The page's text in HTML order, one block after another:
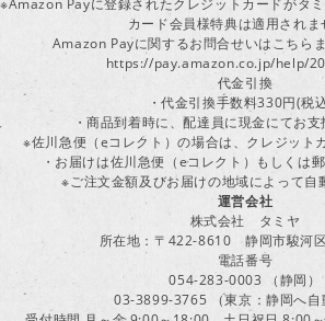
※Amazon Payに登録されたクレジットカードがタ
カード会員様特典は適用されま
Amazon Payに関するお問合せいはこちら
https://pay.amazon.co.jp/help/
代金引換
・代金引換手数料330円(税込
・商品到着時に、配達員に現金にてお支
※佐川急便（eコレクト）の場合は、クレジット
・お届けは佐川急便（eコレクト）もしくは
※ご注文金額及びお届けの地域によって自
運営会社
株式会社 タミヤ
所在地：〒422-8610 静岡市駿河
電話番号
054-283-0003 （静岡）
03-3899-3765 （東京：静岡へ自